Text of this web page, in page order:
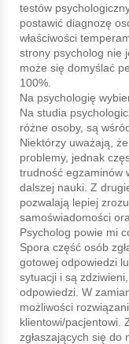
testów
postawić diagnozę
właściwości
strony psycholog nie
może się domyślać
100%.
Na psychologię
Na studia
różne osoby, są
Niektórzy uważają,
problemy, jednak
trudność egzaminów
dalszej nauki. Z
pozwalają lepiej
samoświadomości
Psycholog powie mi
Spora część osób
gotowej odpowiedzi
sytuacji i są
odpowiedzi. W
możliwości
klientowi/pacjentowi.
zgłaszających się do